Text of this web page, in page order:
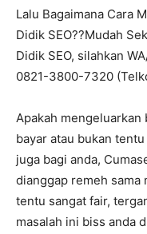
Lalu Bagaimana Cara
Didik SEO??Mudah
Didik SEO, silahkan
0821-3800-7320
Apakah mengeluarkan
bayar atau bukan
juga bagi anda,
dianggap remeh sama
tentu sangat fair,
masalah ini biss anda